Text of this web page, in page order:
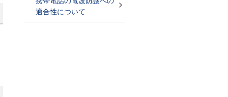
適合性について